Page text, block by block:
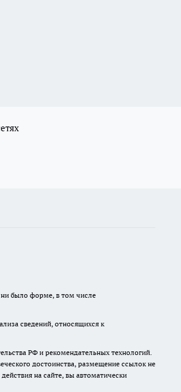
ни было форме, в том числе
сведений, относящихся к
РФ и рекомендательных технологий.
достоинства, размещение ссылок не
на сайте, вы автоматически